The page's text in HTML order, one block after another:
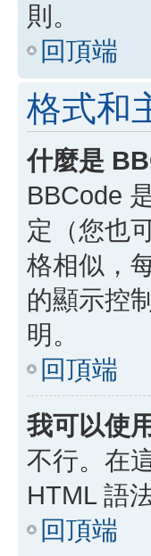
則。
回頂端
格式和
什麼是
BBCode
定（您也
格相似，
的顯示控
明。
回頂端
我可以使
不行。在
HTML 語
回頂端